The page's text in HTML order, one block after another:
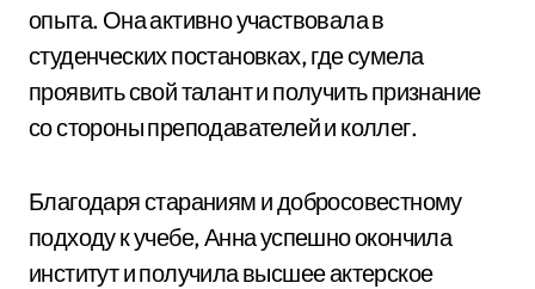
опыта. Она активно участвовала в
студенческих постановках, где сумела
проявить свой талант и получить признание
со стороны преподавателей и коллег.
Благодаря стараниям и добросовестному
подходу к учебе, Анна успешно окончила
институт и получила высшее актерское